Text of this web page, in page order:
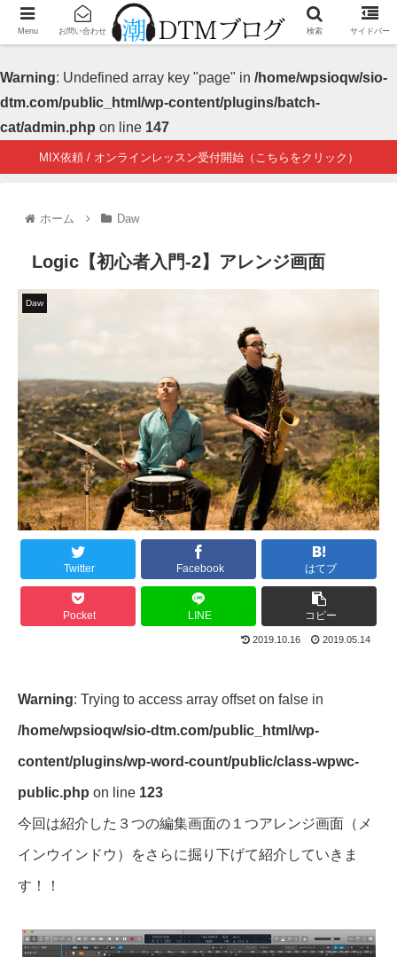
Warning: Undefined array key "page" in /home/wpsioqw/sio-
dtm.com/public_html/wp-content/plugins/batch-
cat/admin.php on line 147
MIX依頼 / オンラインレッスン受付開始（こちらをクリック）
ホーム Daw
Logic【初心者入門-2】アレンジ画面
Daw
Twitter Facebook はてブ
Pocket LINE コピー
2019.10.16 2019.05.14
Warning: Trying to access array offset on false in
/home/wpsioqw/sio-dtm.com/public_html/wp-
content/plugins/wp-word-count/public/class-wpwc-
public.php on line 123
今回は紹介した３つの編集画面の１つアレンジ画面（メ
インウインドウ）をさらに掘り下げて紹介していきま
す！！
Menu お問い合わせ 検索 サイドバー